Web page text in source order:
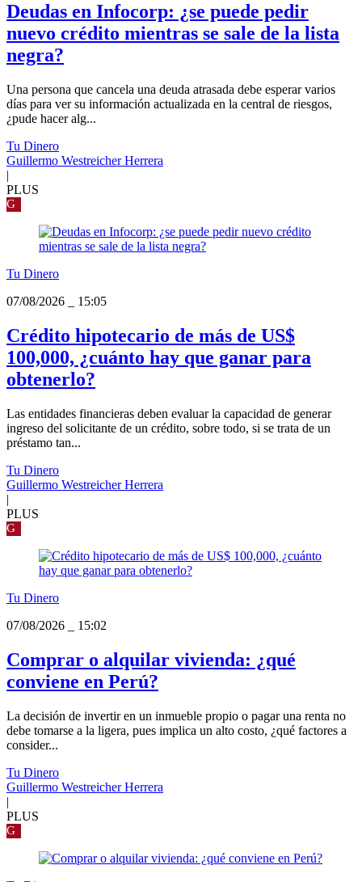
Deudas en Infocorp: ¿se puede pedir
nuevo crédito mientras se sale de la lista
negra?
Una persona que cancela una deuda atrasada debe esperar varios
días para ver su información actualizada en la central de riesgos,
¿pude hacer alg...
Tu Dinero
Guillermo Westreicher Herrera
|
PLUS
G
Tu Dinero
07/08/2026
15:05
Crédito hipotecario de más de US$
100,000, ¿cuánto hay que ganar para
obtenerlo?
Las entidades financieras deben evaluar la capacidad de generar
ingreso del solicitante de un crédito, sobre todo, si se trata de un
préstamo tan...
Tu Dinero
Guillermo Westreicher Herrera
|
PLUS
G
Tu Dinero
07/08/2026
15:02
Comprar o alquilar vivienda: ¿qué
conviene en Perú?
La decisión de invertir en un inmueble propio o pagar una renta no
debe tomarse a la ligera, pues implica un alto costo, ¿qué factores a
consider...
Tu Dinero
Guillermo Westreicher Herrera
|
PLUS
G